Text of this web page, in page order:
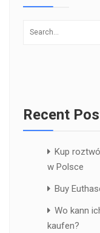
Recent
Kup
w Polsce
Buy
Wo kann
kaufen?